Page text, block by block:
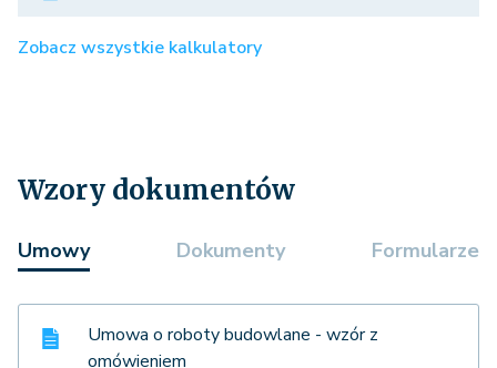
Zobacz wszystkie kalkulatory
Wzory dokumentów
Umowy Dokumenty Formularze
Umowa o roboty budowlane - wzór z
omówieniem